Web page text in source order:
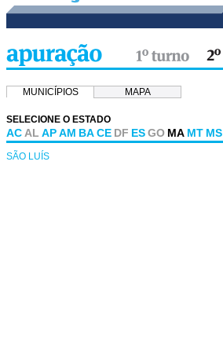
MUNICÍPIOS MAPA
SELECIONE O ESTADO
AC AL APAM BACE DF ESGO MA MT MS
SÃO LUÍS